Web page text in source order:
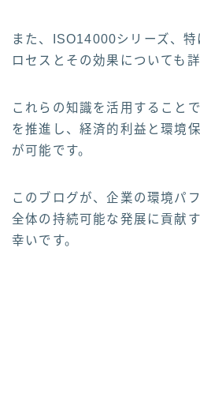
また、ISO14000シリーズ、
ロセスとその効果についても
これらの知識を活用すること
を推進し、経済的利益と環境
が可能です。
このブログが、企業の環境パ
全体の持続可能な発展に貢献
幸いです。